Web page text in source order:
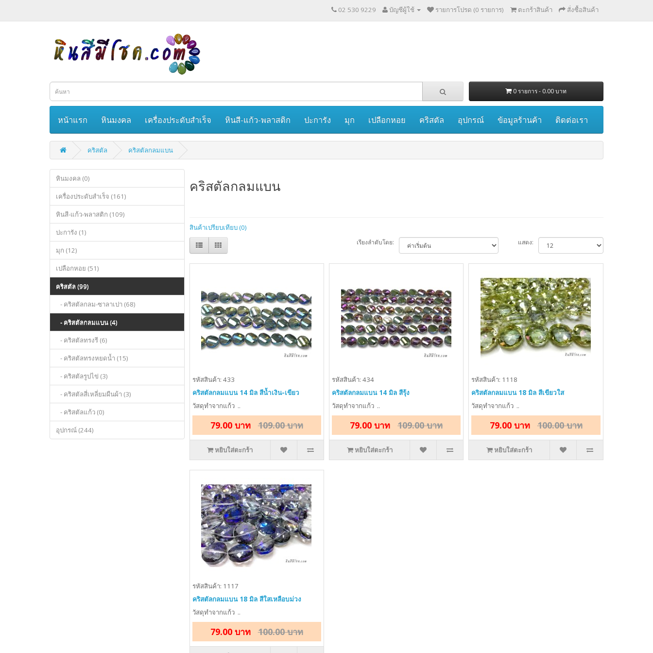
02 530 9229 บัญชีผู้ใช้ รายการโปรด (0 รายการ) ตะกร้าสินค้า สั่งซื้อสินค้า
0 รายการ - 0.00 บาท
หน้าแรก หินมงคล เครื่องประดับสำเร็จ หินสี-แก้ว-พลาสติก ปะการัง มุก เปลือกหอย คริสตัล อุปกรณ์ ข้อมูลร้านค้า ติดต่อเรา
คริสตัล คริสตัลกลมแบน
หินมงคล (0)
เครื่องประดับสำเร็จ (161)
หินสี-แก้ว-พลาสติก (109)
ปะการัง (1)
มุก (12)
เปลือกหอย (51)
คริสตัล (99)
- คริสตัลกลม-ซาลาเปา (68)
- คริสตัลกลมแบน (4)
- คริสตัลทรงรี (6)
- คริสตัลทรงหยดน้ำ (15)
- คริสตัลรูปไข่ (3)
- คริสตัลสี่เหลี่ยมผืนผ้า (3)
- คริสตัลแก้ว (0)
อุปกรณ์ (244)
คริสตัลกลมแบน
สินค้าเปรียบเทียบ (0)
เรียงลำดับโดย: แสดง:
รหัสสินค้า: 433
คริสตัลกลมแบน 14 มิล สีน้ำเงิน-เขียว
วัสดุทำจากแก้ว ..
79.00 บาท 109.00 บาท
หยิบใส่ตะกร้า
รหัสสินค้า: 434
คริสตัลกลมแบน 14 มิล สีรุ้ง
วัสดุทำจากแก้ว ..
79.00 บาท 109.00 บาท
หยิบใส่ตะกร้า
รหัสสินค้า: 1118
คริสตัลกลมแบน 18 มิล สีเขียวใส
วัสดุทำจากแก้ว ..
79.00 บาท 100.00 บาท
หยิบใส่ตะกร้า
รหัสสินค้า: 1117
คริสตัลกลมแบน 18 มิล สีใสเหลือบม่วง
วัสดุทำจากแก้ว ..
79.00 บาท 100.00 บาท